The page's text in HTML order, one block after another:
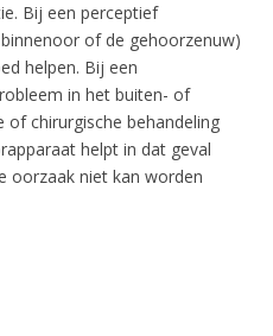
Bij een perceptief
of de gehoorzenuw)
helpen. Bij een
in het buiten- of
chirurgische behandeling
helpt in dat geval
oorzaak niet kan worden